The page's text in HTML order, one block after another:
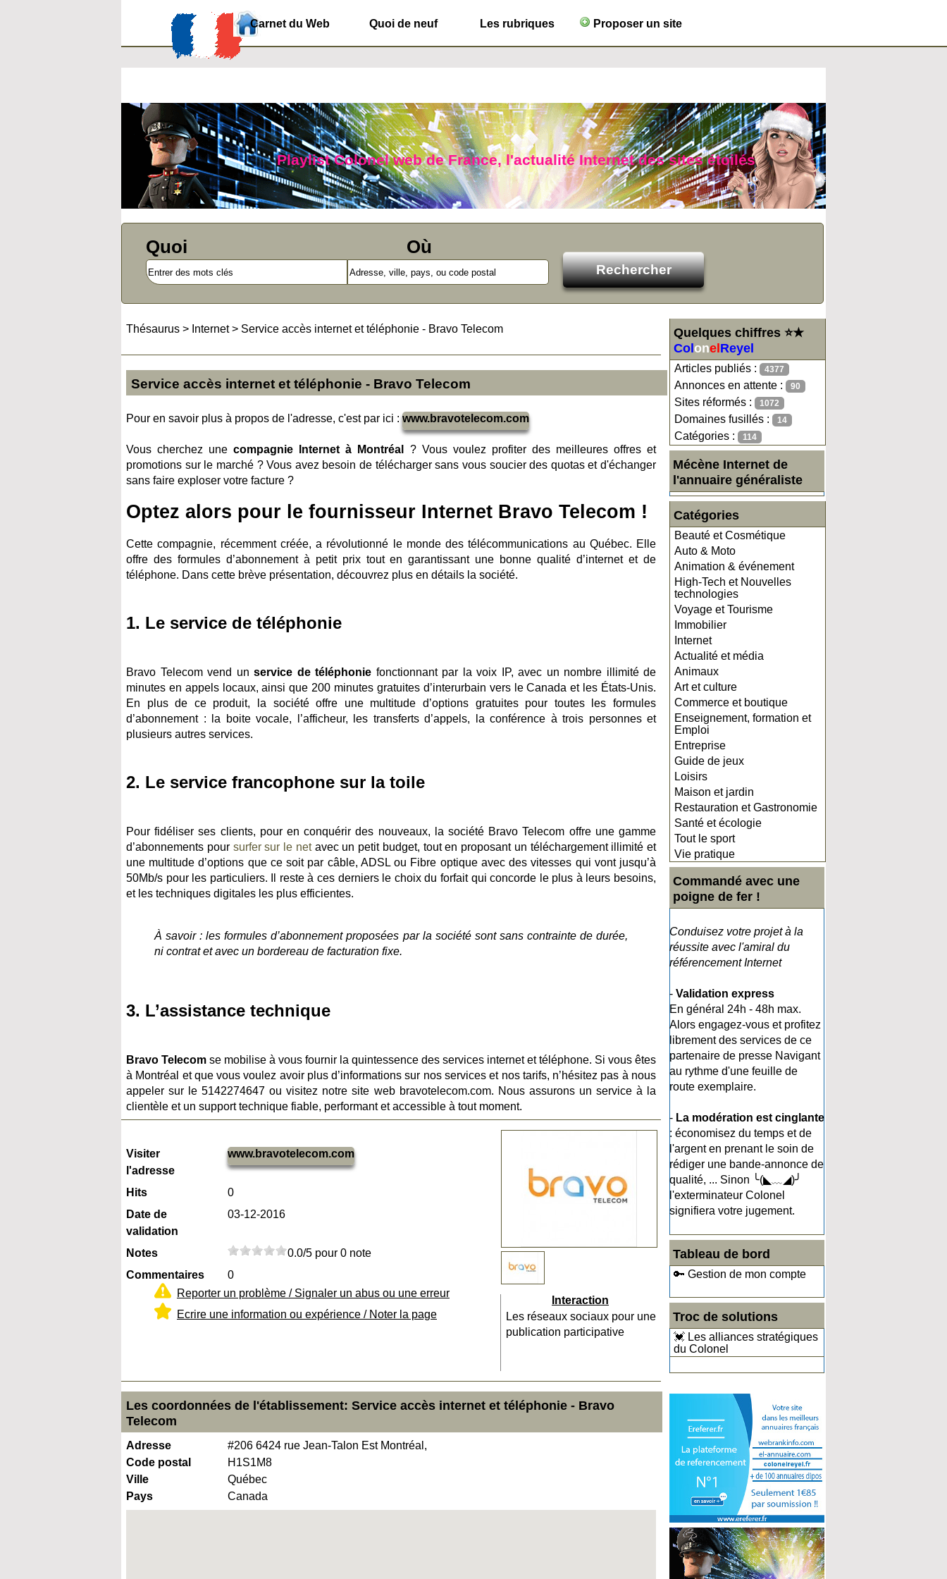
Carnet du Web Quoi de neuf Les rubriques Proposer un site
Playlist Colonel web de France, l'actualité Internet des sites étoilés
Quoi Où
Quelques chiffres ⭐★
Col onel Reyel
Articles publiés : 4377
Annonces en attente : 90
Sites réformés : 1072
Domaines fusillés : 14
Catégories : 114
Mécène Internet de
l'annuaire généraliste
Catégories
Beauté et Cosmétique
Auto & Moto
Animation & événement
High-Tech et Nouvelles
technologies
Voyage et Tourisme
Immobilier
Internet
Actualité et média
Animaux
Art et culture
Commerce et boutique
Enseignement, formation et
Emploi
Entreprise
Guide de jeux
Loisirs
Maison et jardin
Restauration et Gastronomie
Santé et écologie
Tout le sport
Vie pratique
Commandé avec une
poigne de fer !
Conduisez votre projet à la
réussite avec l'amiral du
référencement Internet
- Validation express
En général 24h - 48h max.
Alors engagez-vous et profitez
librement des services de ce
partenaire de presse Navigant
au rythme d'une feuille de
route exemplaire.
- La modération est cinglante
: économisez du temps et de
l'argent en prenant le soin de
rédiger une bande-annonce de
qualité, ... Sinon ╰(◣﹏◢)╯
l'exterminateur Colonel
signifiera votre jugement.
Tableau de bord
🔑 Gestion de mon compte
Troc de solutions
💓 Les alliances stratégiques
du Colonel
Thésaurus > Internet> Service accès internet et téléphonie - Bravo Telecom
Service accès internet et téléphonie - Bravo Telecom
Pour en savoir plus à propos de l'adresse, c'est par ici :www.bravotelecom.com
Vous cherchez unecompagnie Internet à Montréal
? Vous voulez profiter des meilleures offres et
promotions sur le marché ? Vous avez besoin de télécharger sans vous soucier des quotas et d'échanger
sans faire exploser votre facture ?
Optez alors pour le fournisseur Internet Bravo Telecom !
Cette compagnie, récemment créée, a révolutionné le monde des télécommunications au Québec. Elle
offre des formules d’abonnement à petit prix tout en garantissant une bonne qualité d’internet et de
téléphone. Dans cette brève présentation, découvrez plus en détails la société.
1. Le service de téléphonie
Bravo Telecom vend un service de téléphonie fonctionnant par la voix IP, avec un nombre illimité de
minutes en appels locaux, ainsi que 200 minutes gratuites d’interurbain vers le Canada et les États-Unis.
En plus de ce produit, la société offre une multitude d’options gratuites pour toutes les formules
d’abonnement : la boite vocale, l’afficheur, les transferts d’appels, la conférence à trois personnes et
plusieurs autres services.
2. Le service francophone sur la toile
Pour fidéliser ses clients, pour en conquérir des nouveaux, la société Bravo Telecom offre une gamme
d’abonnements pour surfer sur le netavec un petit budget, tout en proposant un téléchargement illimité et
une multitude d’options que ce soit par câble, ADSL ou Fibre optique avec des vitesses qui vont jusqu’à
50Mb/s pour les particuliers. Il reste à ces derniers le choix du forfait qui concorde le plus à leurs besoins,
et les techniques digitales les plus efficientes.
À savoir : les formules d’abonnement proposées par la société sont sans contrainte de durée,
ni contrat et avec un bordereau de facturation fixe.
3. L’assistance technique
Bravo Telecom se mobilise à vous fournir la quintessence des services internet et téléphone. Si vous êtes
à Montréal et que vous voulez avoir plus d’informations sur nos services et nos tarifs, n’hésitez pas à nous
appeler sur le 5142274647 ou visitez notre site web bravotelecom.com. Nous assurons un service à la
clientèle et un support technique fiable, performant et accessible à tout moment.
Visiter
l'adresse
www.bravotelecom.com
Hits
0
Date de
validation
03-12-2016
Notes
0.0/5 pour 0 note
Commentaires
0
Reporter un problème / Signaler un abus ou une erreur
Ecrire une information ou expérience / Noter la page
Interaction
Les réseaux sociaux pour une
publication participative
Les coordonnées de l'établissement: Service accès internet et téléphonie - Bravo
Telecom
Adresse
#206 6424 rue Jean-Talon Est Montréal,
Code postal
H1S1M8
Ville
Québec
Pays
Canada